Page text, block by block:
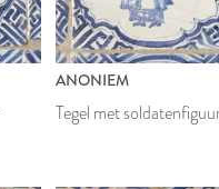
ANONIEM
Tegel met